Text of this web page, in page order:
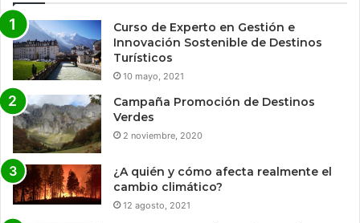
Curso de Experto en Gestión e
Innovación Sostenible de Destinos
Turísticos
10 mayo, 2021
Campaña Promoción de Destinos
Verdes
2 noviembre, 2020
¿A quién y cómo afecta realmente el
cambio climático?
12 agosto, 2021